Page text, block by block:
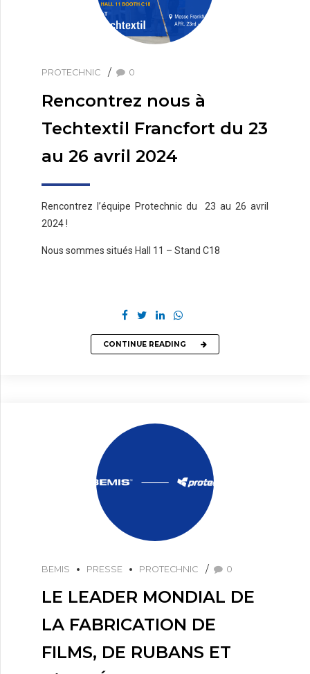
PROTECHNIC 0
Rencontrez nous à
Techtextil Francfort du 23
au 26 avril 2024
Rencontrez l’équipe Protechnic du 23 au 26 avril
2024 !
Nous sommes situés Hall 11 – Stand C18
CONTINUE READING
BEMIS PRESSE PROTECHNIC 0
LE LEADER MONDIAL DE
LA FABRICATION DE
FILMS, DE RUBANS ET